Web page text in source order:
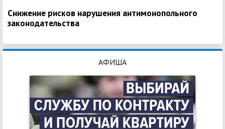
Снижение рисков нарушения антимонопольного
законодательства
АФИША